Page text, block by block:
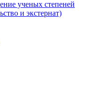
ученых степеней
и экстернат)